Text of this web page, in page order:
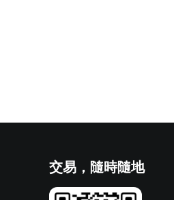
交易，隨時隨地